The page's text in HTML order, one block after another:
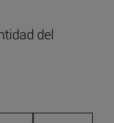
del